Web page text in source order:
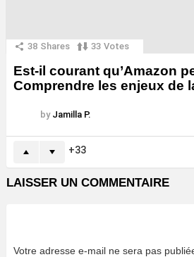
38 Shares 33 Votes
Est-il courant qu’Amazon
Comprendre les enjeux de
by Jamilla P.
33
LAISSER UN COMMENTAIRE
Votre adresse e-mail ne sera pas